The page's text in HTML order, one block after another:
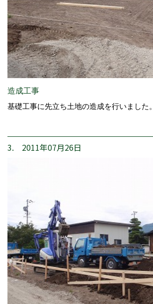
造成工事
基礎工事に先立ち土地の造成を行いました。
3. 2011年07月26日